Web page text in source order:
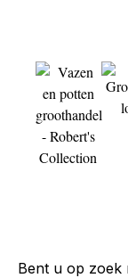
Bent u op zoek